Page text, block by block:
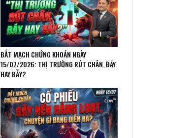
BẮT MẠCH CHỨNG KHOÁN NGÀY
15/07/2026: THỊ TRƯỜNG RÚT CHÂN, ĐÁY
HAY BẪY?